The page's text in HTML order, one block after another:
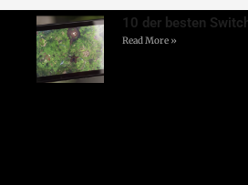
10 der besten
Read More »